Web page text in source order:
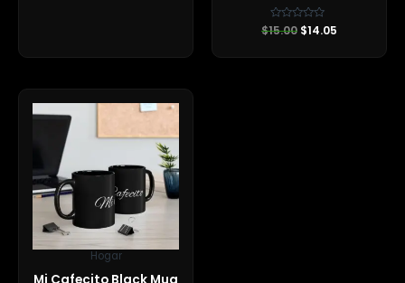
Valorado
con
de
$15.00 $14.05
Hogar
Mi Cafecito Black Mug